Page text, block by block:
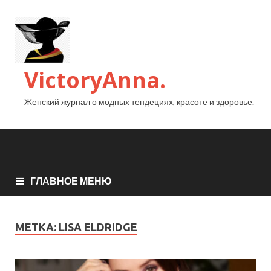
VictoryAnna.
Женский журнал о модных тендециях, красоте и здоровье.
ГЛАВНОЕ МЕНЮ
МЕТКА: LISA ELDRIDGE